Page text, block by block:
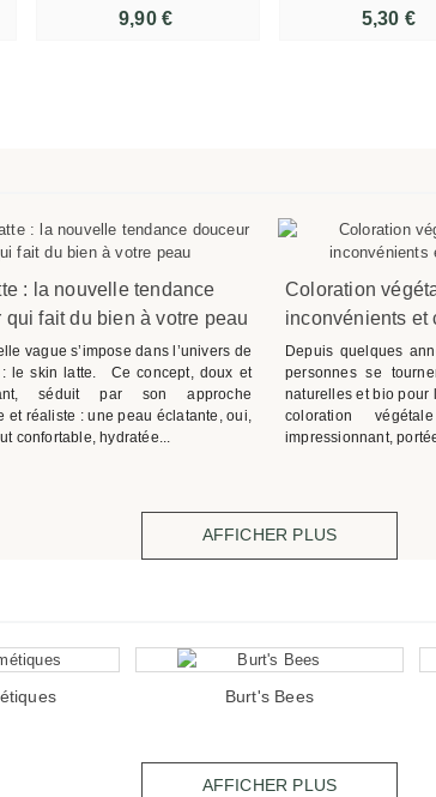
9,90 €
5,30 €
: la nouvelle tendance
qui fait du bien à votre peau
vague s’impose dans l’univers de
: le skin latte. Ce concept, doux et
séduit par son approche
et réaliste : une peau éclatante, oui,
confortable, hydratée...
Coloration
inconvénients et
Depuis quelques
personnes se
naturelles et bio pour
coloration
impressionnant,
AFFICHER PLUS
Burt's Bees
AFFICHER PLUS